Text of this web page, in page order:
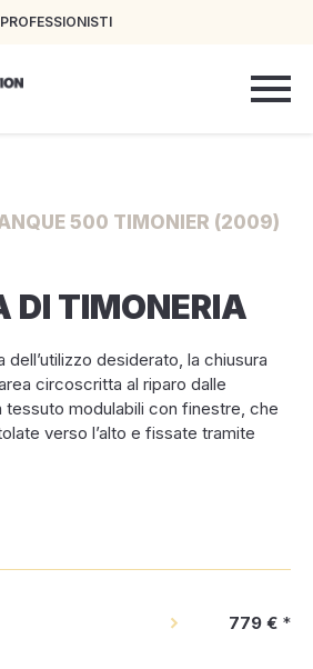
500 TIMONIER (2009)
DI TIMONERIA
desiderato, la chiusura
circoscritta al riparo dalle
tessuto modulabili con finestre, che
verso l’alto e fissate tramite
779 € *